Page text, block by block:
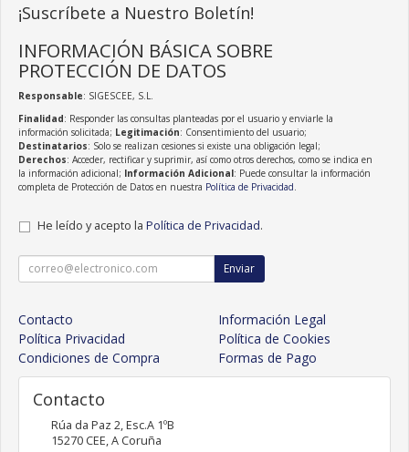
¡Suscríbete a Nuestro Boletín!
INFORMACIÓN BÁSICA SOBRE
PROTECCIÓN DE DATOS
Responsable: SIGESCEE, S.L.
Finalidad: Responder las consultas planteadas por el usuario y enviarle la
información solicitada; Legitimación: Consentimiento del usuario;
Destinatarios: Solo se realizan cesiones si existe una obligación legal;
Derechos: Acceder, rectificar y suprimir, así como otros derechos, como se indica en
la información adicional; Información Adicional: Puede consultar la información
completa de Protección de Datos en nuestra Política de Privacidad
He leído y acepto la Política de Privacidad.
Enviar
Contacto
Información Legal
Política Privacidad
Política de Cookies
Condiciones de Compra
Formas de Pago
Contacto
Rúa da Paz 2, Esc.A 1ºB
15270 CEE,A Coruña